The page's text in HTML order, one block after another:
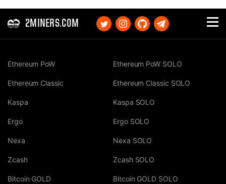
2MINERS.COM
Ethereum PoW
Ethereum Classic
Kaspa
Ergo
Nexa
Zcash
Bitcoin GOLD
Ethereum PoW SOLO
Ethereum Classic SOLO
Kaspa SOLO
Ergo SOLO
Nexa SOLO
Zcash SOLO
Bitcoin GOLD SOLO